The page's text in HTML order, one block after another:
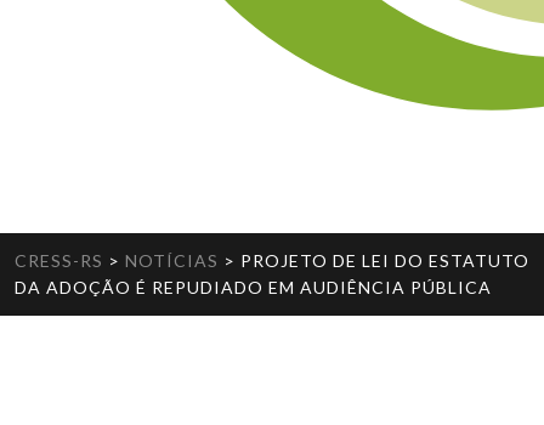
CRESS-RS > NOTÍCIAS > PROJETO DE LEI DO ESTATUTO
DA ADOÇÃO É REPUDIADO EM AUDIÊNCIA PÚBLICA